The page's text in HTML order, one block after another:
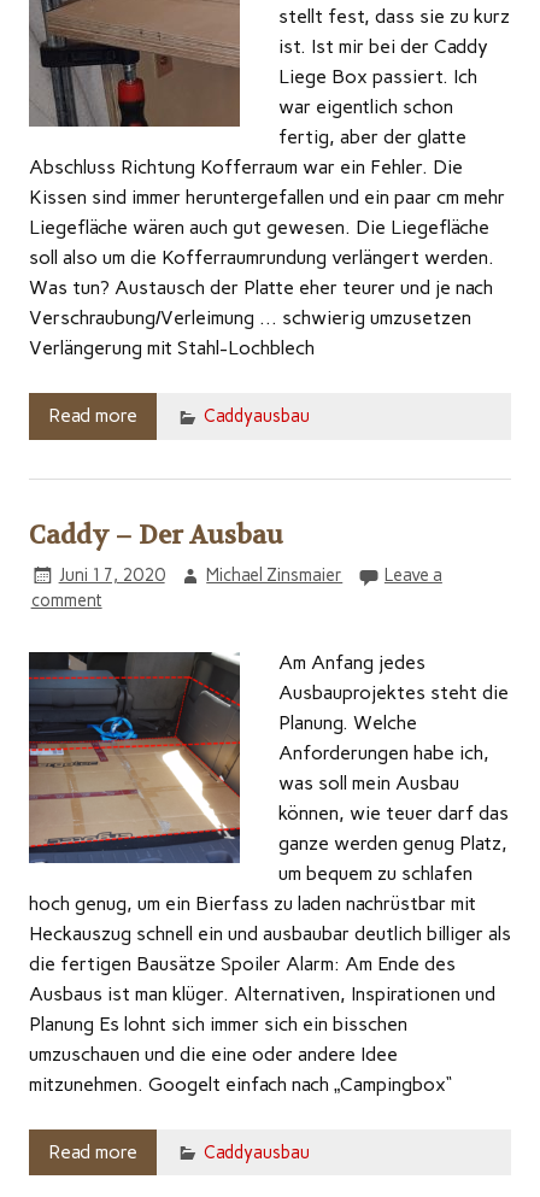
stellt fest, dass sie zu kurz
ist. Ist mir bei der Caddy
Liege Box passiert. Ich
war eigentlich schon
fertig, aber der glatte
Abschluss Richtung Kofferraum war ein Fehler. Die
Kissen sind immer heruntergefallen und ein paar cm mehr
Liegefläche wären auch gut gewesen. Die Liegefläche
soll also um die Kofferraumrundung verlängert werden.
Was tun? Austausch der Platte eher teurer und je nach
Verschraubung/Verleimung … schwierig umzusetzen
Verlängerung mit Stahl-Lochblech
Read more Caddyausbau
Caddy – Der Ausbau
Juni 17, 2020 Michael Zinsmaier
Leave a
comment
Am Anfang jedes
Ausbauprojektes steht die
Planung. Welche
Anforderungen habe ich,
was soll mein Ausbau
können, wie teuer darf das
ganze werden genug Platz,
um bequem zu schlafen
hoch genug, um ein Bierfass zu laden nachrüstbar mit
Heckauszug schnell ein und ausbaubar deutlich billiger als
die fertigen Bausätze Spoiler Alarm: Am Ende des
Ausbaus ist man klüger. Alternativen, Inspirationen und
Planung Es lohnt sich immer sich ein bisschen
umzuschauen und die eine oder andere Idee
mitzunehmen. Googelt einfach nach „Campingbox“
Read more Caddyausbau